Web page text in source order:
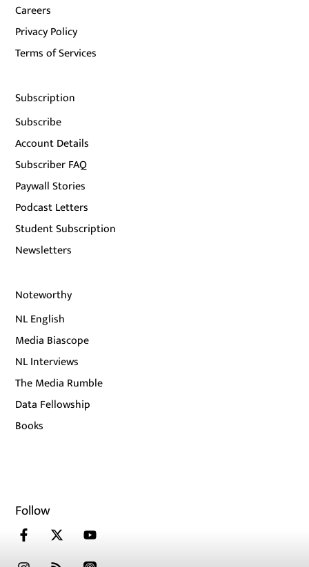
Careers
Privacy Policy
Terms of Services
Subscription
Subscribe
Account Details
Subscriber FAQ
Paywall Stories
Podcast Letters
Student Subscription
Newsletters
Noteworthy
NL English
Media Biascope
NL Interviews
The Media Rumble
Data Fellowship
Books
Follow